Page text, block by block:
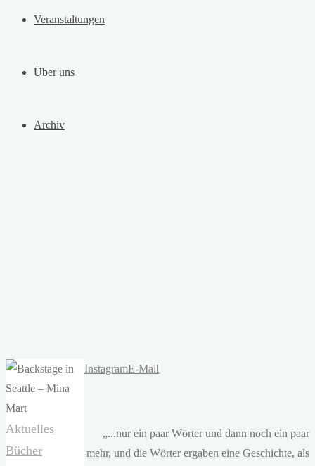
Veranstaltungen
Über uns
Archiv
Aktuelles
Bücher
InstagramE-Mail
„...nur ein paar Wörter und dann noch ein paar
mehr, und die Wörter ergaben eine Geschichte, als